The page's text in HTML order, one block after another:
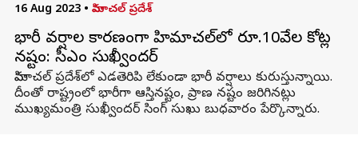
16 Aug 2023 • హిమాచల్ ప్రదేశ్
భారీ వర్షాల కారణంగా హిమాచల్‌లో రూ.10వేల కోట్ల
నష్టం: సీఎం సుఖ్వీందర్
హిమాచల్ ప్రదేశ్‌లో ఎడతెరిపి లేకుండా భారీ వర్షాలు కురుస్తున్నాయి.
దీంతో రాష్ట్రంలో భారీగా ఆస్తినష్టం, ప్రాణ నష్టం జరిగినట్లు
ముఖ్యమంత్రి సుఖ్వీందర్ సింగ్ సుఖు బుధవారం పేర్కొన్నారు.